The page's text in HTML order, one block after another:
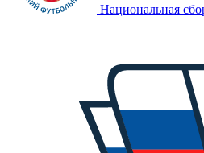
Национальная